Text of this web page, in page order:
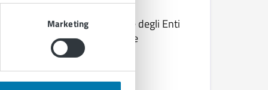
Marketing
Rete nazionale delle Regioni e degli Enti
Locali per prevenire e superare
l’omolesbobitransfobia